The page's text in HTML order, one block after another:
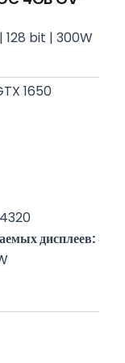
128 bit | 300W
1650
дисплеев: 3